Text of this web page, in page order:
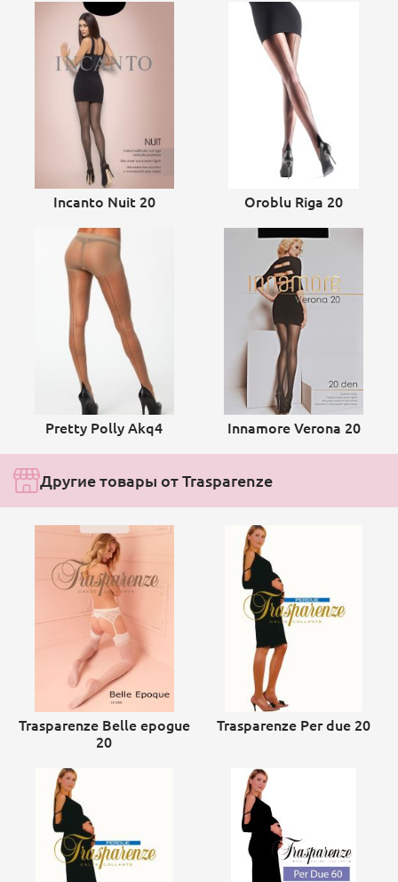
Incanto Nuit 20 Oroblu Riga 20
Pretty Polly Akq4 Innamore Verona 20
Другие товары от Trasparenze
Trasparenze Belle epogue
20
Trasparenze Per due 20